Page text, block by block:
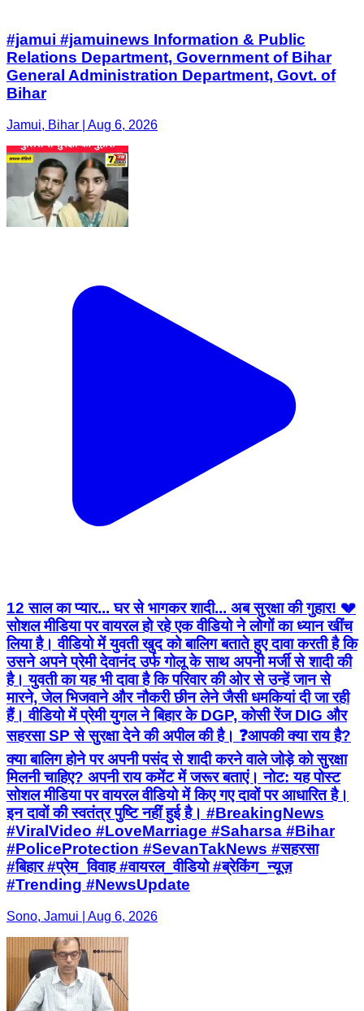
#jamui #jamuinews Information & Public
Relations Department, Government of Bihar
General Administration Department, Govt. of
Bihar
Jamui, Bihar | Aug 6, 2026
12 साल का प्यार... घर से भागकर शादी... अब सुरक्षा की गुहार! 💔
सोशल मीडिया पर वायरल हो रहे एक वीडियो ने लोगों का ध्यान खींच
लिया है। वीडियो में युवती खुद को बालिग बताते हुए दावा करती है कि
उसने अपने प्रेमी देवानंद उर्फ गोलू के साथ अपनी मर्जी से शादी की
है। युवती का यह भी दावा है कि परिवार की ओर से उन्हें जान से
मारने, जेल भिजवाने और नौकरी छीन लेने जैसी धमकियां दी जा रही
हैं। वीडियो में प्रेमी युगल ने बिहार के DGP, कोसी रेंज DIG और
सहरसा SP से सुरक्षा देने की अपील की है। ❓आपकी क्या राय है?
क्या बालिग होने पर अपनी पसंद से शादी करने वाले जोड़े को सुरक्षा
मिलनी चाहिए? अपनी राय कमेंट में जरूर बताएं। नोट: यह पोस्ट
सोशल मीडिया पर वायरल वीडियो में किए गए दावों पर आधारित है।
इन दावों की स्वतंत्र पुष्टि नहीं हुई है। #BreakingNews
#ViralVideo #LoveMarriage #Saharsa #Bihar
#PoliceProtection #SevanTakNews #सहरसा
#बिहार #प्रेम_विवाह #वायरल_वीडियो #ब्रेकिंग_न्यूज़
#Trending #NewsUpdate
Sono, Jamui | Aug 6, 2026